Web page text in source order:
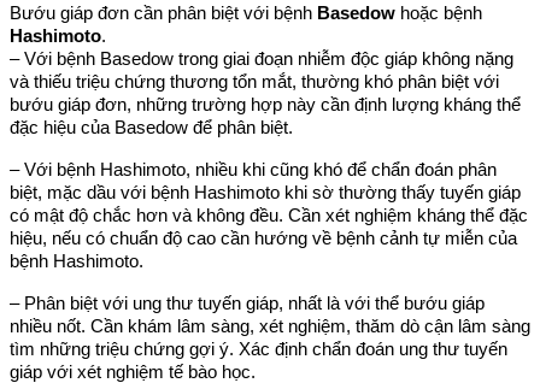
Bướu giáp đơn cần phân biệt với bệnh Basedow hoặc bệnh
Hashimoto.
– Với bệnh Basedow trong giai đoạn nhiễm độc giáp không nặng
và thiếu triệu chứng thương tổn mắt, thường khó phân biệt với
bướu giáp đơn, những trường hợp này cần định lượng kháng thể
đặc hiệu của Basedow để phân biệt.
– Với bệnh Hashimoto, nhiều khi cũng khó để chẩn đoán phân
biệt, mặc dầu với bệnh Hashimoto khi sờ thường thấy tuyến giáp
có mật độ chắc hơn và không đều. Cần xét nghiệm kháng thể đặc
hiệu, nếu có chuẩn độ cao cần hướng về bệnh cảnh tự miễn của
bệnh Hashimoto.
– Phân biệt với ung thư tuyến giáp, nhất là với thể bướu giáp
nhiều nốt. Cần khám lâm sàng, xét nghiệm, thăm dò cận lâm sàng
tìm những triệu chứng gợi ý. Xác định chẩn đoán ung thư tuyến
giáp với xét nghiệm tế bào học.